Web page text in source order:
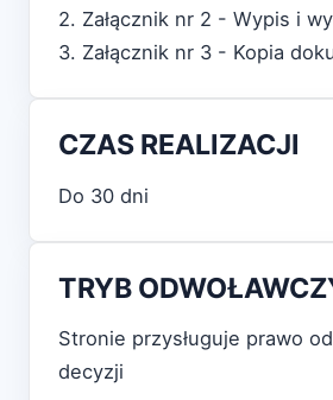
2. Załącznik nr 2 - Wypis i
3. Załącznik nr 3 - Kopia
CZAS REALIZACJI
Do 30 dni
TRYB
Stronie przysługuje prawo
decyzji